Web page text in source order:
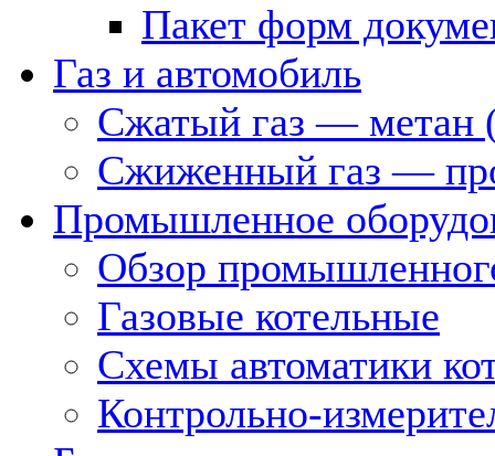
Пакет форм
Газ и автомобиль
Сжатый газ — метан
Сжиженный газ —
Промышленное
Обзор
Газовые котельные
Схемы автоматики
Контрольно-